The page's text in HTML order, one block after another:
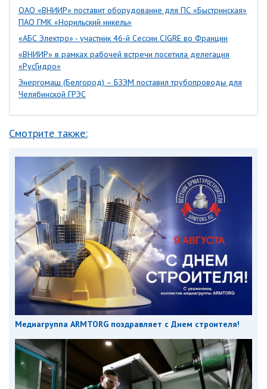
ОАО «ВНИИР» поставит оборудование для ПС «Быстринская»
ПАО ГМК «Норильский никель»
«АБС Электро» - участник 46-й Сессии CIGRE во Франции
«ВНИИР» в рамках рабочей встречи посетила делегация
«РусГидро»
Энергомаш (Белгород) – БЗЭМ поставил трубопроводы для
Челябинской ГРЭС
Смотрите также:
Медиагруппа ARMTORG поздравляет с Днем строителя!